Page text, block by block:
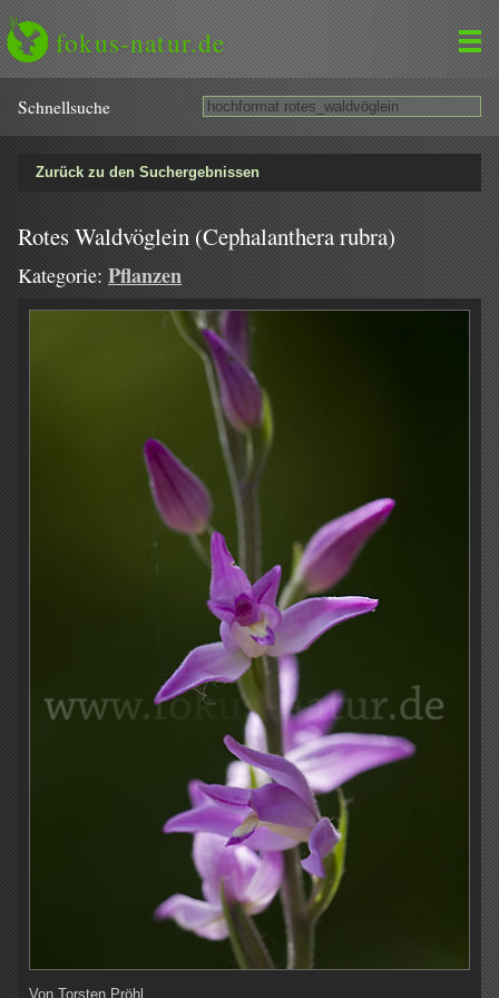
fokus-natur.de
Schnell­suche
Zurück zu den Suchergebnissen
Rotes Waldvöglein (Cephalanthera rubra)
Kategorie: Pflanzen
Von Torsten Pröhl